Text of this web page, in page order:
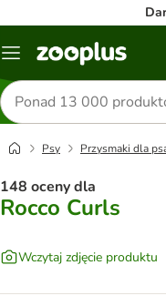
Menu
Szukaj
produktów
Psy Przysmaki dla
148 oceny dla
Rocco Curls
Wczytaj zdjęcie produktu